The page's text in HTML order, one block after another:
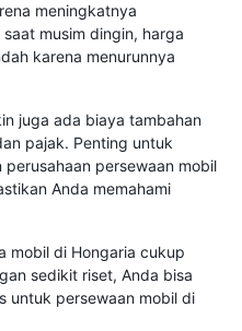
meningkatnya
musim dingin, harga
karena menurunnya
juga ada biaya tambahan
pajak. Penting untuk
persewaan mobil
Anda memahami
mobil di Hongaria cukup
sedikit riset, Anda bisa
untuk persewaan mobil di